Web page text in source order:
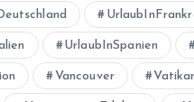
UrlaubInSpanien
Vancouver